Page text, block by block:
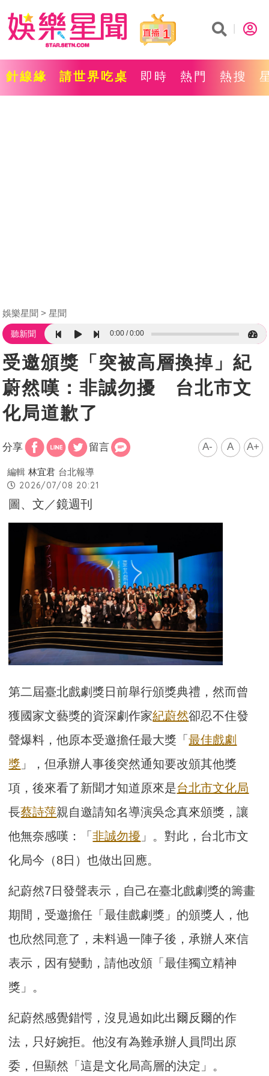
1
針線緣 請世界吃桌 即時 熱門 熱搜
娛樂星聞 星聞
聽新聞 0:00 0:00
受邀頒獎「突被高層換掉」紀
蔚然嘆：非誠勿擾 台北市文
化局道歉了
分享 留言 A- A A+
編輯 林宜君 台北報導
2026/07/08 20:21
圖、文／鏡週刊
第二屆臺北戲劇獎日前舉行頒獎典禮，然而曾
獲國家文藝獎的資深劇作家紀蔚然卻忍不住發
聲爆料，他原本受邀擔任最大獎「最佳戲劇
獎 」，但承辦人事後突然通知要改頒其他獎
項，後來看了新聞才知道原來是台北市文化局
長蔡詩萍親自邀請知名導演吳念真來頒獎，讓
他無奈感嘆：「非誠勿擾 」。對此，台北市文
化局今（8日）也做出回應。
紀蔚然7日發聲表示，自己在臺北戲劇獎的籌畫
期間，受邀擔任「最佳戲劇獎」的頒獎人，他
也欣然同意了，未料過一陣子後，承辦人來信
表示，因有變動，請他改頒「最佳獨立精神
獎」。
紀蔚然感覺錯愕，沒見過如此出爾反爾的作
法，只好婉拒。他沒有為難承辦人員問出原
委，但顯然「這是文化局高層的決定」。